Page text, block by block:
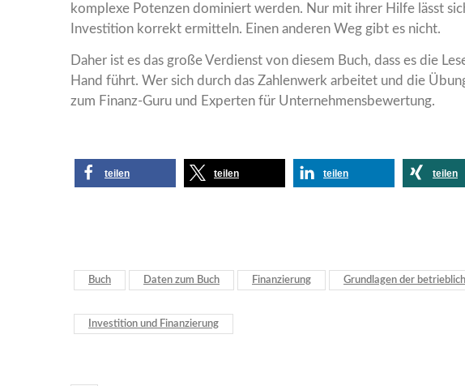
komplexe Potenzen dominiert werden. Nur mit ihrer Hilfe lässt
Investition korrekt ermitteln. Einen anderen Weg gibt es nicht.
Daher ist es das große Verdienst von diesem Buch, dass es die
Hand führt. Wer sich durch das Zahlenwerk arbeitet und die
zum Finanz-Guru und Experten für Unternehmensbewertung.
teilen teilen teilen teilen
Buch Daten zum Buch Finanzierung Grundlagen der
Investition und Finanzierung